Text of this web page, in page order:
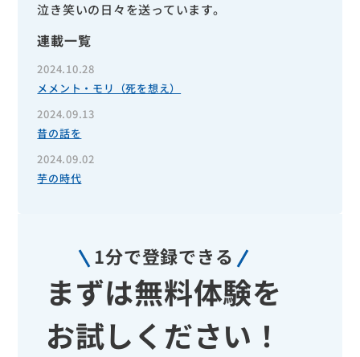
泣き笑いの日々を送っています。
連載一覧
2024.10.28
メメント・モリ（死を想え）
2024.09.13
昔の話を
2024.09.02
芋の時代
1分で登録できる
まずは無料体験を
お試しください！